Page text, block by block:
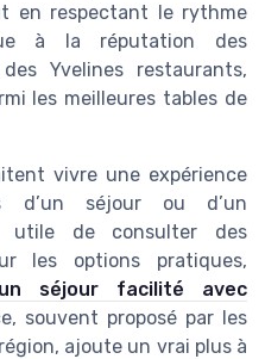
en respectant le rythme
à la réputation des
Yvelines restaurants,
les meilleures tables de
vivre une expérience
d’un séjour ou d’un
utile de consulter des
les options pratiques,
séjour facilité avec
souvent proposé par les
ajoute un vrai plus à